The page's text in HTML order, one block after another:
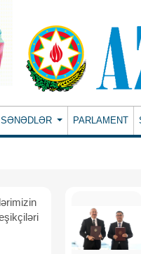
PARLAMENT